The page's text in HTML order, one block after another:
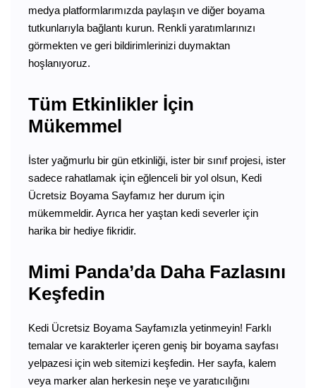
medya platformlarımızda paylaşın ve diğer boyama
tutkunlarıyla bağlantı kurun. Renkli yaratımlarınızı
görmekten ve geri bildirimlerinizi duymaktan
hoşlanıyoruz.
Tüm Etkinlikler İçin
Mükemmel
İster yağmurlu bir gün etkinliği, ister bir sınıf projesi, ister
sadece rahatlamak için eğlenceli bir yol olsun, Kedi
Ücretsiz Boyama Sayfamız her durum için
mükemmeldir. Ayrıca her yaştan kedi severler için
harika bir hediye fikridir.
Mimi Panda’da Daha Fazlasını
Keşfedin
Kedi Ücretsiz Boyama Sayfamızla yetinmeyin! Farklı
temalar ve karakterler içeren geniş bir boyama sayfası
yelpazesi için web sitemizi keşfedin. Her sayfa, kalem
veya marker alan herkesin neşe ve yaratıcılığını